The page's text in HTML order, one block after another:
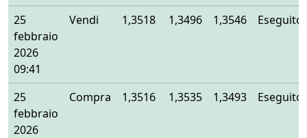
25
febbraio
2026
09:41
Vendi 1,3518 1,3496 1,3546 Eseguito
25
febbraio
2026
Compra 1,3516 1,3535 1,3493 Eseguito